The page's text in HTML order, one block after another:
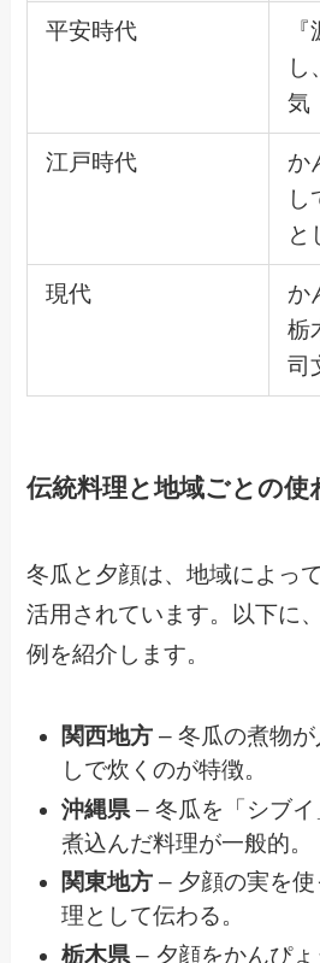
平安時代
し
気
江戸時代
か
し
と
現代
か
栃
司
伝統料理と地域ごとの使
冬瓜と夕顔は、地域によっ
活用されています。以下に
例を紹介します。
関西地方– 冬瓜の煮物が
しで炊くのが特徴。
沖縄県– 冬瓜を「シブイ
煮込んだ料理が一般的。
関東地方– 夕顔の実を使
理として伝わる。
栃木県– 夕顔をかんぴょ